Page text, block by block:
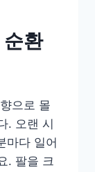
환
으로 몰
. 오랜 시
마다 일어
. 팔을 크